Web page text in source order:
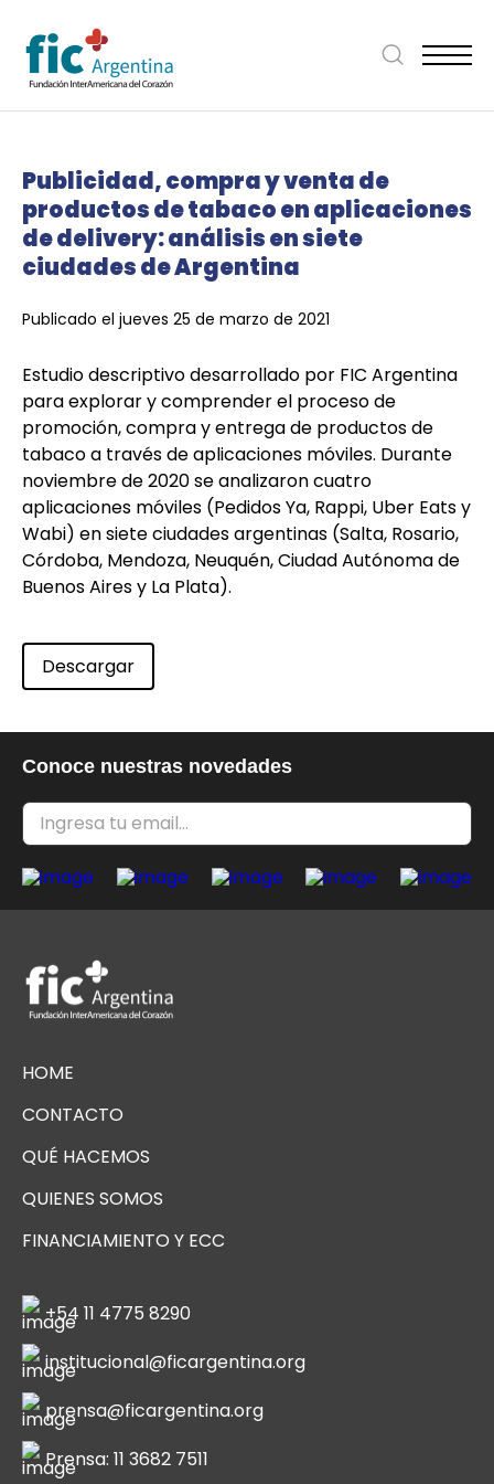
Publicidad, compra y venta de
productos de tabaco en aplicaciones
de delivery: análisis en siete
ciudades de Argentina
Publicado el jueves 25 de marzo de 2021
Estudio descriptivo desarrollado por FIC Argentina
para explorar y comprender el proceso de
promoción, compra y entrega de productos de
tabaco a través de aplicaciones móviles. Durante
noviembre de 2020 se analizaron cuatro
aplicaciones móviles (Pedidos Ya, Rappi, Uber Eats y
Wabi) en siete ciudades argentinas (Salta, Rosario,
Córdoba, Mendoza, Neuquén, Ciudad Autónoma de
Buenos Aires y La Plata).
Descargar
Conoce nuestras novedades
HOME
CONTACTO
QUÉ HACEMOS
QUIENES SOMOS
FINANCIAMIENTO Y ECC
+54 11 4775 8290
institucional@ficargentina.org
prensa@ficargentina.org
Prensa: 11 3682 7511